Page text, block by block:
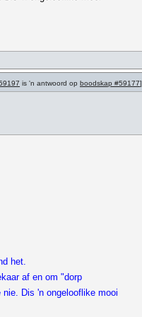
is 'n antwoord op boodskap #59177]
het.
af en om "dorp
Dis 'n ongelooflike mooi